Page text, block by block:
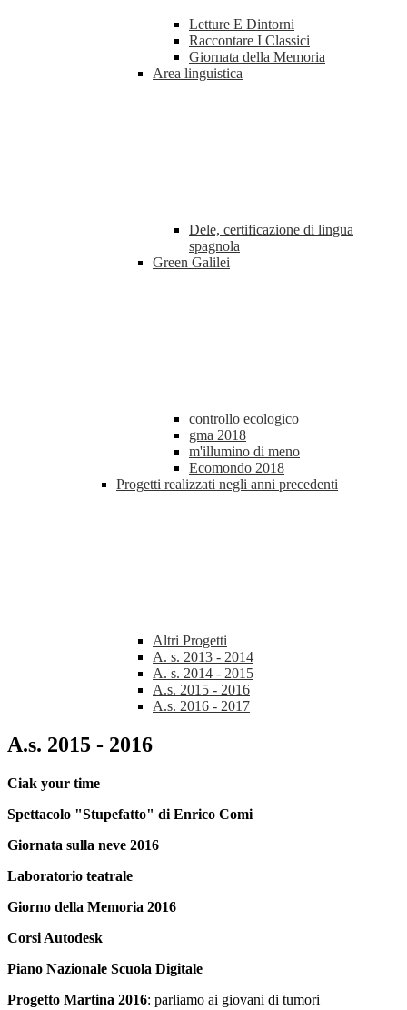
Letture E Dintorni
Raccontare I Classici
Giornata della Memoria
Area linguistica
Dele, certificazione di lingua
spagnola
Green Galilei
controllo ecologico
gma 2018
m'illumino di meno
Ecomondo 2018
Progetti realizzati negli anni precedenti
Altri Progetti
A. s. 2013 - 2014
A. s. 2014 - 2015
A.s. 2015 - 2016
A.s. 2016 - 2017
A.s. 2015 - 2016
Ciak your time
Spettacolo "Stupefatto" di Enrico Comi
Giornata sulla neve 2016
Laboratorio teatrale
Giorno della Memoria 2016
Corsi Autodesk
Piano Nazionale Scuola Digitale
Progetto Martina 2016: parliamo ai giovani di tumori